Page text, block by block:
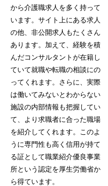
から介護職求人を多く持って
います。サイト上にある求人
の他、非公開求人もたくさん
あります。加えて、経験を積
んだコンサルタントが在籍し
ていて就職や転職の相談にの
ってくれます。さらに、実際
は働いてみないとわからない
施設の内部情報も把握してい
て、より求職者に合った職場
を紹介してくれます。このよ
うに専門性も高く信用が持て
る証として職業紹介優良事業
所という認定を厚生労働省か
ら得ています。